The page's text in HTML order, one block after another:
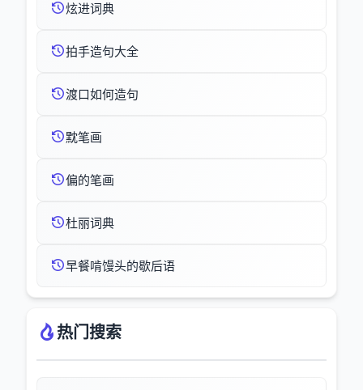
炫进词典
拍手造句大全
渡口如何造句
黕笔画
偏的笔画
杜丽词典
早餐啃馒头的歇后语
热门搜索